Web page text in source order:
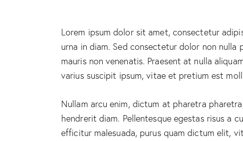
Lorem ipsum dolor sit amet, consectetur
urna in diam. Sed consectetur dolor non
mauris non venenatis. Praesent at nulla
varius suscipit ipsum, vitae et pretium est
Nullam arcu enim, dictum at pharetra
hendrerit diam. Pellentesque egestas risus a
efficitur malesuada, purus quam dictum elit,